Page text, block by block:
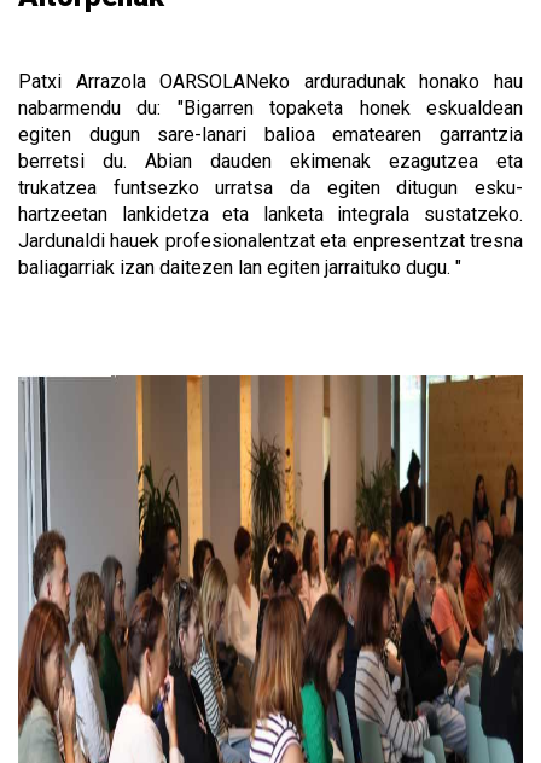
Patxi Arrazola OARSOLANeko arduradunak honako hau
nabarmendu du: "Bigarren topaketa honek eskualdean
egiten dugun sare-lanari balioa ematearen garrantzia
berretsi du. Abian dauden ekimenak ezagutzea eta
trukatzea funtsezko urratsa da egiten ditugun esku-
hartzeetan lankidetza eta lanketa integrala sustatzeko.
Jardunaldi hauek profesionalentzat eta enpresentzat tresna
baliagarriak izan daitezen lan egiten jarraituko dugu. "